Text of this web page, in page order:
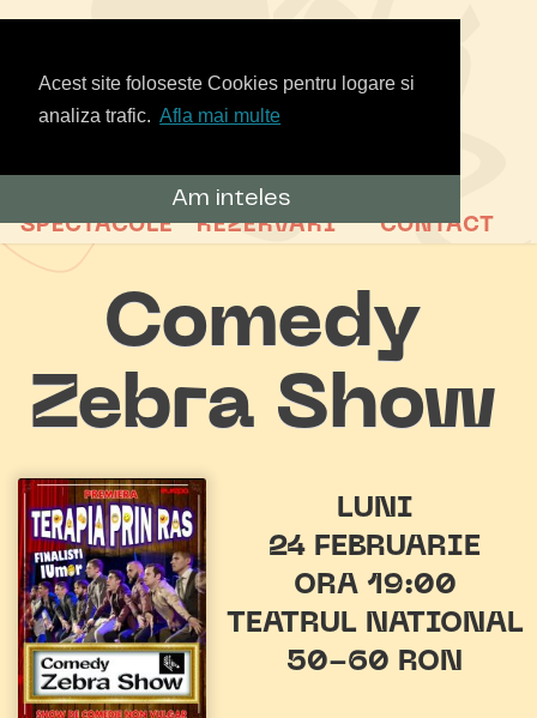
Acest site foloseste Cookies pentru logare si
analiza trafic. Afla mai multe
Am inteles
SPECTACOLE REZERVARI CONTACT
Comedy
Zebra Show
LUNI
24 FEBRUARIE
ORA 19:00
TEATRUL NATIONAL
50-60 RON